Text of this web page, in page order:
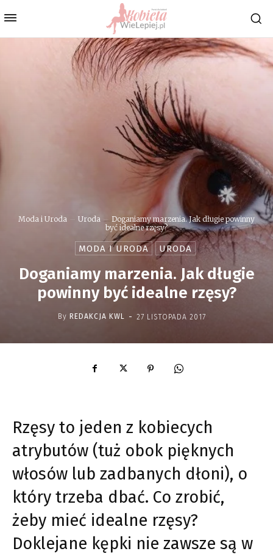
Moda i Uroda Uroda
Doganiamy marzenia. Jak długie powinny
być idealne rzęsy?
MODA I URODA URODA
Doganiamy marzenia. Jak długie
powinny być idealne rzęsy?
By REDAKCJA KWL - 27 LISTOPADA 2017
Rzęsy to jeden z kobiecych
atrybutów (tuż obok pięknych
włosów lub zadbanych dłoni), o
który trzeba dbać. Co zrobić,
żeby mieć idealne rzęsy?
Doklejane kępki nie zawsze są w